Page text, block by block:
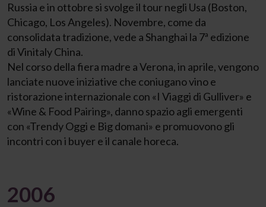
Russia e in ottobre si svolge il tour negli Usa (Boston,
Chicago, Los Angeles). Novembre, come da
consolidata tradizione, vede a Shanghai la 7ª edizione
di Vinitaly China.
Nel corso della fiera madre a Verona, in aprile, vengono
lanciate nuove iniziative che coniugano vino e
ristorazione internazionale con «I Viaggi di Gulliver» e
«Wine & Food Pairing», danno spazio agli emergenti
con «Trendy Oggi e Big domani» e promuovono gli
incontri con i buyer e il canale horeca.
2006